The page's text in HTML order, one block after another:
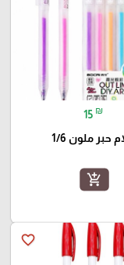
15 ₪
حبر ملون 1/6
add_shopping_cart
favorite_border